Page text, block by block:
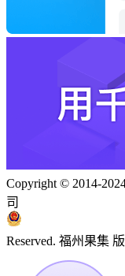
Copyright © 2014-
司
Reserved. 福州果集